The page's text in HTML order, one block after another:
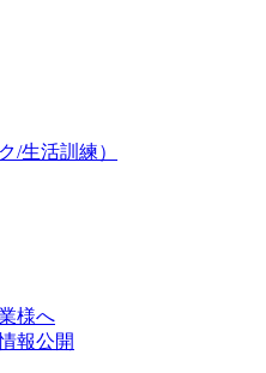
/生活訓練）
様へ
報公開